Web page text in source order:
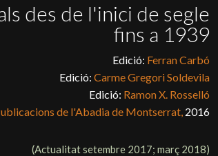
des de l'inici de segle
fins a 1939
Edició: Ferran Carbó
Edició: Carme Gregori Soldevila
Edició: Ramon X. Rosselló
de l'Abadia de Montserrat, 2016
(Actualitatsetembre 2017; març 2018)